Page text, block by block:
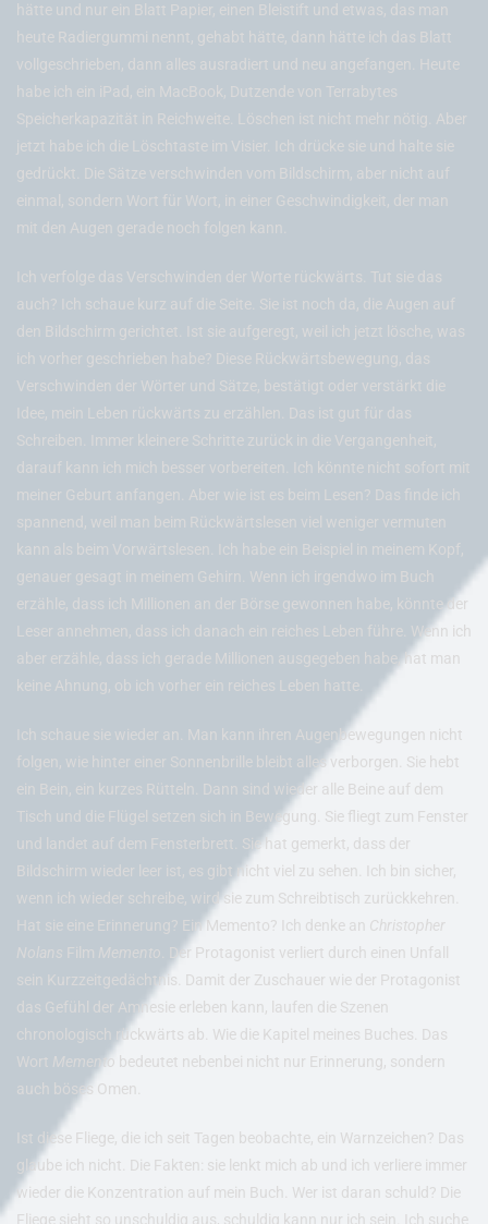
hätte und nur ein Blatt Papier, einen Bleistift und etwas, das man
heute Radiergummi nennt, gehabt hätte, dann hätte ich das Blatt
vollgeschrieben, dann alles ausradiert und neu angefangen. Heute
habe ich ein iPad, ein MacBook, Dutzende von Terrabytes
Speicherkapazität in Reichweite. Löschen ist nicht mehr nötig. Aber
jetzt habe ich die Löschtaste im Visier. Ich drücke sie und halte sie
gedrückt. Die Sätze verschwinden vom Bildschirm, aber nicht auf
einmal, sondern Wort für Wort, in einer Geschwindigkeit, der man
mit den Augen gerade noch folgen kann.
Ich verfolge das Verschwinden der Worte rückwärts. Tut sie das
auch? Ich schaue kurz auf die Seite. Sie ist noch da, die Augen auf
den Bildschirm gerichtet. Ist sie aufgeregt, weil ich jetzt lösche, was
ich vorher geschrieben habe? Diese Rückwärtsbewegung, das
Verschwinden der Wörter und Sätze, bestätigt oder verstärkt die
Idee, mein Leben rückwärts zu erzählen. Das ist gut für das
Schreiben. Immer kleinere Schritte zurück in die Vergangenheit,
darauf kann ich mich besser vorbereiten. Ich könnte nicht sofort mit
meiner Geburt anfangen. Aber wie ist es beim Lesen? Das finde ich
spannend, weil man beim Rückwärtslesen viel weniger vermuten
kann als beim Vorwärtslesen. Ich habe ein Beispiel in meinem Kopf,
genauer gesagt in meinem Gehirn. Wenn ich irgendwo im Buch
erzähle, dass ich Millionen an der Börse gewonnen habe, könnte der
Leser annehmen, dass ich danach ein reiches Leben führe. Wenn ich
aber erzähle, dass ich gerade Millionen ausgegeben habe, hat man
keine Ahnung, ob ich vorher ein reiches Leben hatte.
Ich schaue sie wieder an. Man kann ihren Augenbewegungen nicht
folgen, wie hinter einer Sonnenbrille bleibt alles verborgen. Sie hebt
ein Bein, ein kurzes Rütteln. Dann sind wieder alle Beine auf dem
Tisch und die Flügel setzen sich in Bewegung. Sie fliegt zum Fenster
und landet auf dem Fensterbrett. Sie hat gemerkt, dass der
Bildschirm wieder leer ist, es gibt nicht viel zu sehen. Ich bin sicher,
wenn ich wieder schreibe, wird sie zum Schreibtisch zurückkehren.
Hat sie eine Erinnerung? Ein Memento? Ich denke an Christopher
Nolans Film Memento . Der Protagonist verliert durch einen Unfall
sein Kurzzeitgedächtnis. Damit der Zuschauer wie der Protagonist
das Gefühl der Amnesie erleben kann, laufen die Szenen
chronologisch rückwärts ab. Wie die Kapitel meines Buches. Das
Wort Memento
bedeutet nebenbei nicht nur Erinnerung, sondern
auch böses Omen.
Ist diese Fliege, die ich seit Tagen beobachte, ein Warnzeichen? Das
glaube ich nicht. Die Fakten: sie lenkt mich ab und ich verliere immer
wieder die Konzentration auf mein Buch. Wer ist daran schuld? Die
Fliege sieht so unschuldig aus, schuldig kann nur ich sein. Ich suche